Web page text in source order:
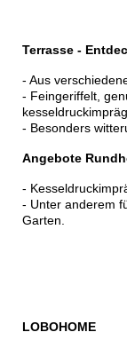
Terrasse -
- Aus
- Feingeriffelt,
- Besonders
Angebote
-
- Unter anderem
Garten.
LOBOHOME